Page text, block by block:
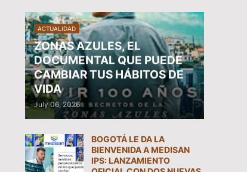
ACTUALIDAD
ZONAS AZULES, EL
DOCUMENTAL QUE PUEDE
CAMBIAR TUS HÁBITOS DE
VIDA
July 06, 2026
BOGOTÁ LE DA LA
BIENVENIDA A MEDISAN
IPS: LANZAMIENTO